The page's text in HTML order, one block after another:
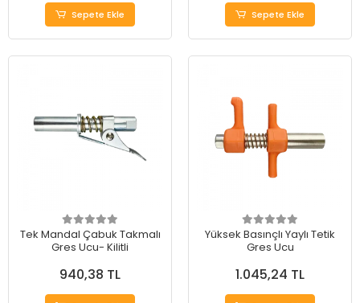
Sepete Ekle Sepete Ekle
Tek Mandal Çabuk Takmalı
Gres Ucu- Kilitli
940,38 TL
Yüksek Basınçlı Yaylı Tetik
Gres Ucu
1.045,24 TL